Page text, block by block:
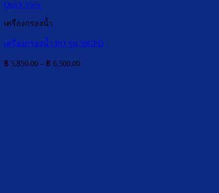
Quick View
เครื่องกรองน้ำ
เครื่องกรองน้ำ RO รุ่น 50GPD
฿ 5,850.00 – ฿ 6,500.00Price